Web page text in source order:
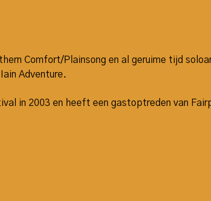
Comfort/Plainsong en al geruime tijd
Adventure.
in 2003 en heeft een gastoptreden van